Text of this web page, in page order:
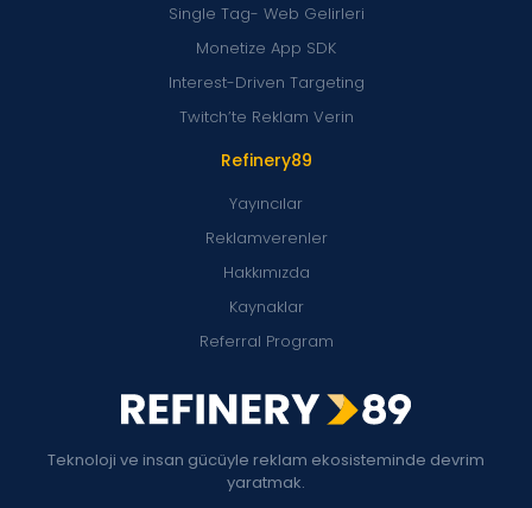
Teknoloji ve insan gücüyle reklam ekosisteminde devrim
yaratmak.
Refinery89
Yayıncılar
Reklamverenler
Hakkımızda
Kaynaklar
Referral Program
Single Tag- Web Gelirleri
Monetize App SDK
Interest-Driven Targeting
Twitch’te Reklam Verin